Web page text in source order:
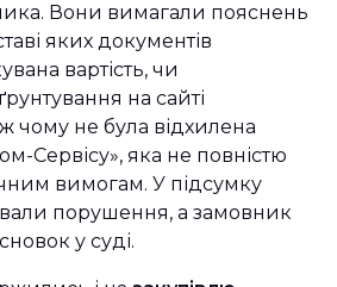
Вони вимагали пояснень
яких документів
вартість, чи
на сайті
чому не була відхилена
Сервісу», яка не повністю
вимогам. У підсумку
порушення, а замовник
у суді.